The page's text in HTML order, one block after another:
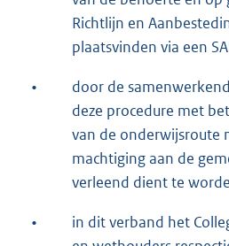
Richtlijn en
plaatsvinden via een
•
door de
deze procedure met
van de onderwijsroute
machtiging aan de
verleend dient te
•
in dit verband het